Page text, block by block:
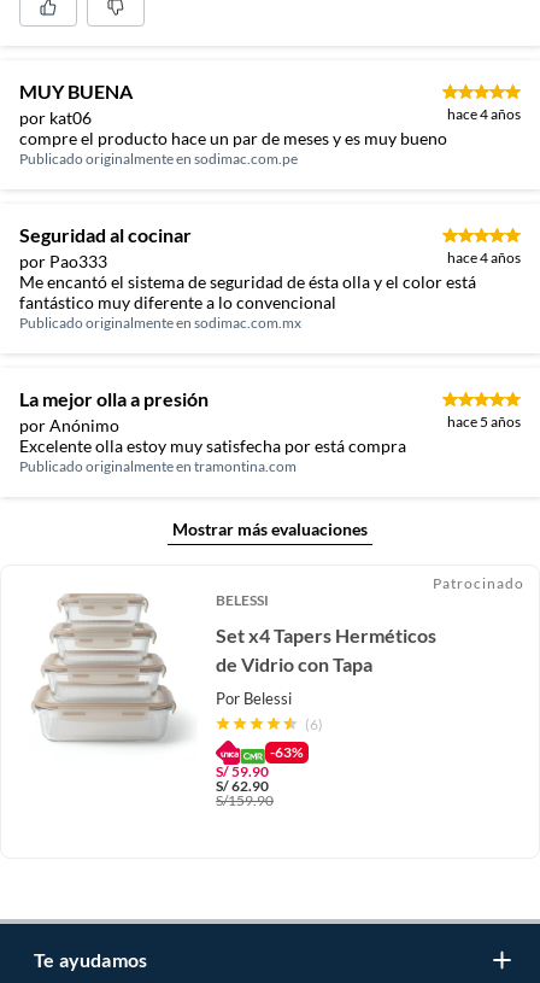
MUY BUENA
por kat06 hace 4 años
compre el producto hace un par de meses y es muy bueno
Publicado originalmente en sodimac.com.pe
Seguridad al cocinar
por Pao333 hace 4 años
Me encantó el sistema de seguridad de ésta olla y el color está
fantástico muy diferente a lo convencional
Publicado originalmente en sodimac.com.mx
La mejor olla a presión
por Anónimo hace 5 años
Excelente olla estoy muy satisfecha por está compra
Publicado originalmente en tramontina.com
Mostrar más evaluaciones
BELESSI
Set x4 Tapers Herméticos
de Vidrio con Tapa
Por Belessi
(6)
-63%
S/59.90
S/62.90
S/159.90
Patrocinado
Te ayudamos